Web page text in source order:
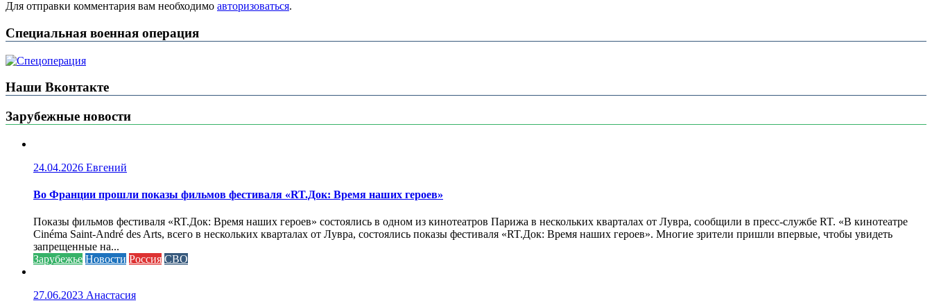
Для отправки комментария вам необходимо авторизоваться.
Специальная военная операция
Наши Вконтакте
Зарубежные новости
24.04.2026 Евгений
Во Франции прошли показы фильмов фестиваля «RT.Док: Время наших героев»
Показы фильмов фестиваля «RT.Док: Время наших героев» состоялись в одном из кинотеатров Парижа в нескольких кварталах от Лувра, сообщили в пресс-службе RT. «В кинотеатре
Cinéma Saint-André des Arts, всего в нескольких кварталах от Лувра, состоялись показы фестиваля «RT.Док: Время наших героев». Многие зрители пришли впервые, чтобы увидеть
запрещенные на...
Зарубежье Новости Россия СВО
27.06.2023 Анастасия